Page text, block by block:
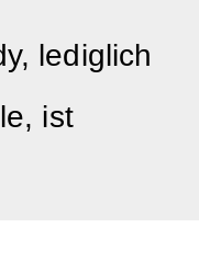
lediglich
ist